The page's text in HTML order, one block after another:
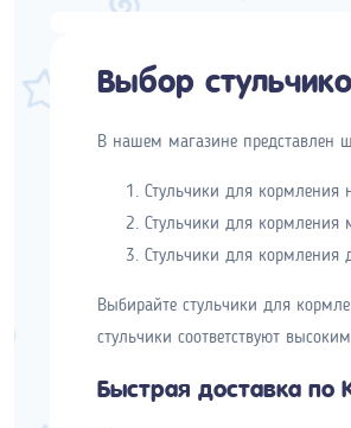
Выбор
В нашем магазине представлен
Стульчики для кормления
Стульчики для кормления
Стульчики для кормления
Выбирайте стульчики для
стульчики соответствуют
Быстрая доставка по